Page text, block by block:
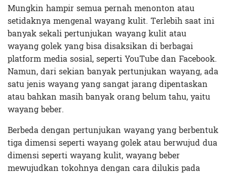
Mungkin hampir semua pernah menonton atau
setidaknya mengenal wayang kulit. Terlebih saat ini
banyak sekali pertunjukan wayang kulit atau
wayang golek yang bisa disaksikan di berbagai
platform media sosial, seperti YouTube dan Facebook.
Namun, dari sekian banyak pertunjukan wayang, ada
satu jenis wayang yang sangat jarang dipentaskan
atau bahkan masih banyak orang belum tahu, yaitu
wayang beber.
Berbeda dengan pertunjukan wayang yang berbentuk
tiga dimensi seperti wayang golek atau berwujud dua
dimensi seperti wayang kulit, wayang beber
mewujudkan tokohnya dengan cara dilukis pada